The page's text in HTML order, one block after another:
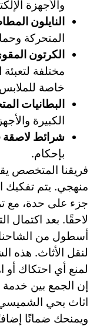
والأجهزة
النايلون
المتحركة
الكرتون
مختلفة
خاصة
البطانيات
الكبيرة
شرائط لاصقة
بإحكام.
فريقنا المتخصص
منهجي. يتم تفكيك
جزء على حدة، مع
لاحقًا. بعد اكتمال
أسطول من
لنقل الأثاث. هذه
لمنع أي احتكاك أو
إن الجمع بين خدمة
اثاث بحي
ويمنحك ضمانًا